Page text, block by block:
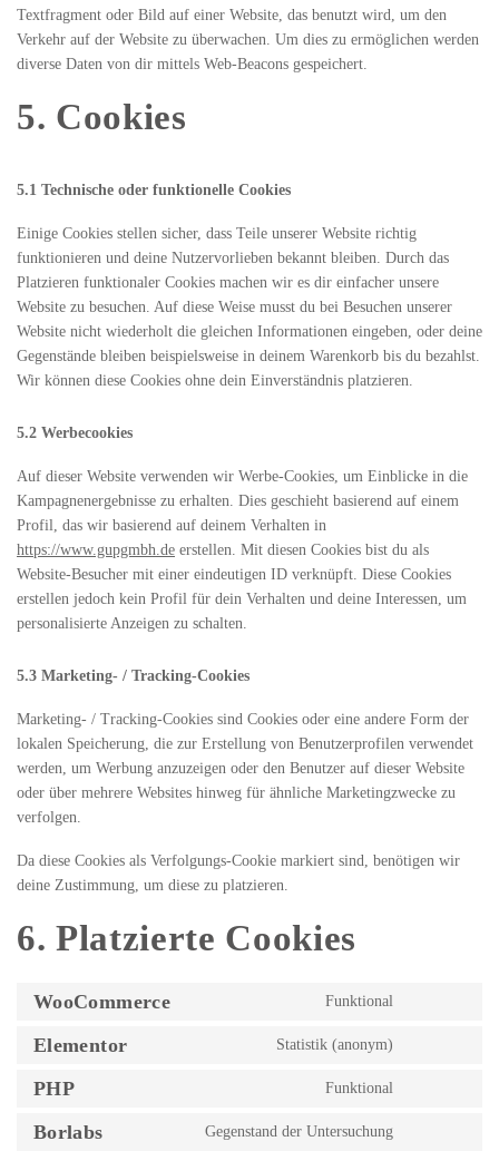
Textfragment oder Bild auf einer Website, das benutzt wird, um den
Verkehr auf der Website zu überwachen. Um dies zu ermöglichen werden
diverse Daten von dir mittels Web-Beacons gespeichert.
5. Cookies
5.1 Technische oder funktionelle Cookies
Einige Cookies stellen sicher, dass Teile unserer Website richtig
funktionieren und deine Nutzervorlieben bekannt bleiben. Durch das
Platzieren funktionaler Cookies machen wir es dir einfacher unsere
Website zu besuchen. Auf diese Weise musst du bei Besuchen unserer
Website nicht wiederholt die gleichen Informationen eingeben, oder deine
Gegenstände bleiben beispielsweise in deinem Warenkorb bis du bezahlst.
Wir können diese Cookies ohne dein Einverständnis platzieren.
5.2 Werbecookies
Auf dieser Website verwenden wir Werbe-Cookies, um Einblicke in die
Kampagnenergebnisse zu erhalten. Dies geschieht basierend auf einem
Profil, das wir basierend auf deinem Verhalten in
https://www.gupgmbh.de erstellen. Mit diesen Cookies bist du als
Website-Besucher mit einer eindeutigen ID verknüpft. Diese Cookies
erstellen jedoch kein Profil für dein Verhalten und deine Interessen, um
personalisierte Anzeigen zu schalten.
5.3 Marketing- / Tracking-Cookies
Marketing- / Tracking-Cookies sind Cookies oder eine andere Form der
lokalen Speicherung, die zur Erstellung von Benutzerprofilen verwendet
werden, um Werbung anzuzeigen oder den Benutzer auf dieser Website
oder über mehrere Websites hinweg für ähnliche Marketingzwecke zu
verfolgen.
Da diese Cookies als Verfolgungs-Cookie markiert sind, benötigen wir
deine Zustimmung, um diese zu platzieren.
6. Platzierte Cookies
WooCommerce Funktional
Elementor Statistik (anonym)
PHP Funktional
Borlabs Gegenstand der Untersuchung